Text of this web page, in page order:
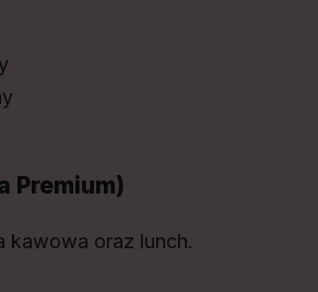
Premium)
kawowa oraz lunch.